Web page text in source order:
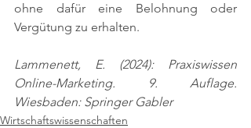
ohne dafür eine Belohnung oder
Vergütung zu erhalten.
Lammenett, E. (2024): Praxiswissen
Online-Marketing. 9. Auflage.
Wiesbaden: Springer Gabler
Wirtschaftswissenschaften